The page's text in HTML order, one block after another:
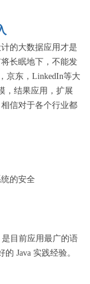
的大数据应用才是
长眠地下，不能发
京东，LinkedIn等大
，结果应用，扩展
信对于各个行业都
的安全
是目前应用最广的语
Java 实践经验。